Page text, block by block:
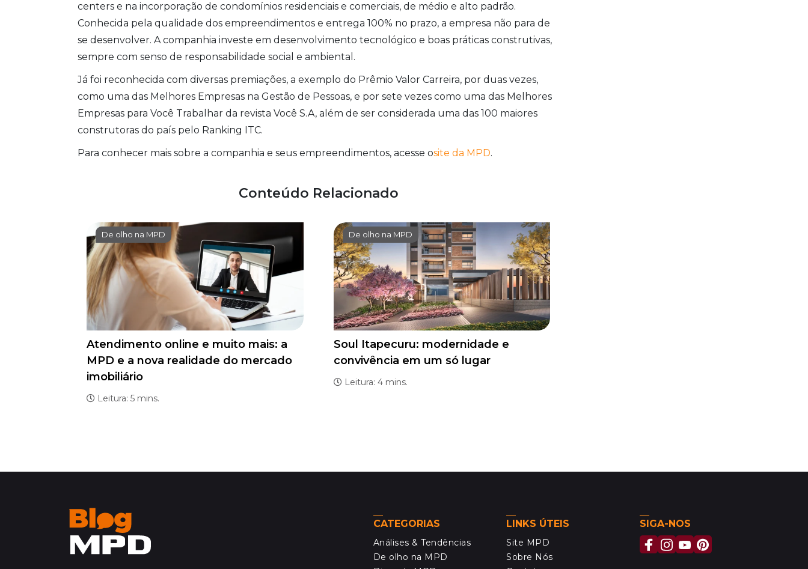
centers e na incorporação de condomínios residenciais e comerciais, de médio e alto padrão.
Conhecida pela qualidade dos empreendimentos e entrega 100% no prazo, a empresa não para de
se desenvolver. A companhia investe em desenvolvimento tecnológico e boas práticas construtivas,
sempre com senso de responsabilidade social e ambiental.
Já foi reconhecida com diversas premiações, a exemplo do Prêmio Valor Carreira, por duas vezes,
como uma das Melhores Empresas na Gestão de Pessoas, e por sete vezes como uma das Melhores
Empresas para Você Trabalhar da revista Você S.A, além de ser considerada uma das 100 maiores
construtoras do país pelo Ranking ITC.
Para conhecer mais sobre a companhia e seus empreendimentos, acesse osite da MPD.
Conteúdo Relacionado
De olho na MPD
Atendimento online e muito mais: a
MPD e a nova realidade do mercado
imobiliário
Leitura: 5 mins.
De olho na MPD
Soul Itapecuru: modernidade e
convivência em um só lugar
Leitura: 4 mins.
CATEGORIAS
Análises & Tendências
De olho na MPD
LINKS ÚTEIS
Site MPD
Sobre Nós
SIGA-NOS